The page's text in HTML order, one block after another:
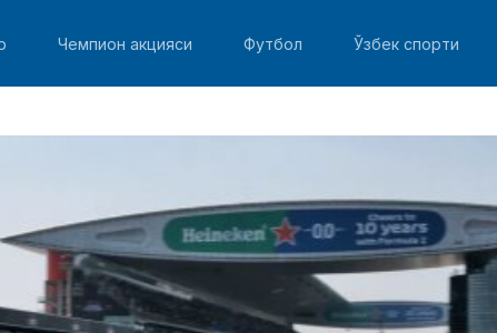
Чемпион акцияси Футбол Ўзбек спорти